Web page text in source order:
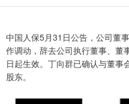
中国人保5月31日公告，公司董
作调动，辞去公司执行董事、董
日起生效。丁向群已确认与董事
股东。